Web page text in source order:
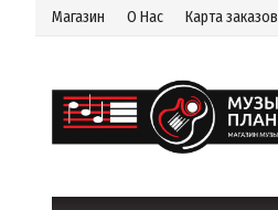
Магазин О Нас Карта заказов